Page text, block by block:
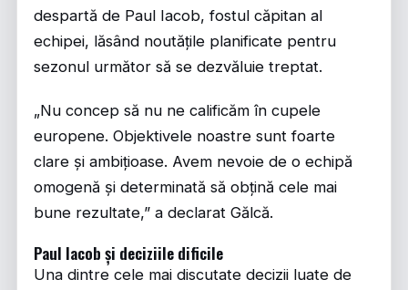
despartă de Paul Iacob, fostul căpitan al
echipei, lăsând noutățile planificate pentru
sezonul următor să se dezvăluie treptat.
„Nu concep să nu ne calificăm în cupele
europene. Objektivele noastre sunt foarte
clare și ambițioase. Avem nevoie de o echipă
omogenă și determinată să obțină cele mai
bune rezultate,” a declarat Gălcă.
Paul Iacob și deciziile dificile
Una dintre cele mai discutate decizii luate de